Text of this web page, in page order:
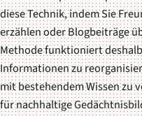
diese Technik, indem Sie
erzählen oder Blogbeiträge
Methode funktioniert
Informationen zu
mit bestehendem Wissen zu
für nachhaltige